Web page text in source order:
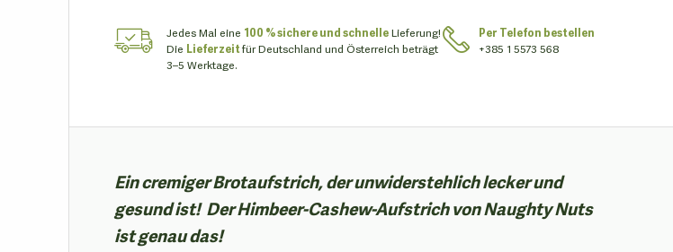
Jedes Mal eine 100 % sichere und schnelleLieferung!
Die Lieferzeitfür Deutschland und Österreich beträgt
3–5 Werktage.
Per Telefon bestellen
+385 1 5573 568
Ein cremiger Brotaufstrich, der unwiderstehlich lecker und
gesund ist! Der Himbeer-Cashew-Aufstrich von Naughty Nuts
ist genau das!